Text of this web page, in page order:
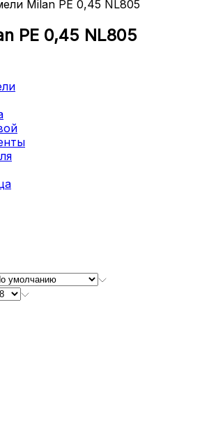
Milan PE 0,45 NL805
PE 0,45 NL805